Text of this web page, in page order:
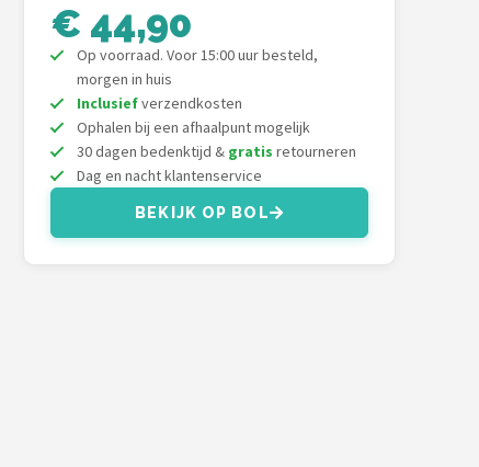
€ 44,90
Op voorraad. Voor 15:00 uur besteld,
morgen in huis
Inclusiefverzendkosten
Ophalen bij een afhaalpunt mogelijk
30 dagen bedenktijd & gratis retourneren
Dag en nacht klantenservice
BEKIJK OP BOL